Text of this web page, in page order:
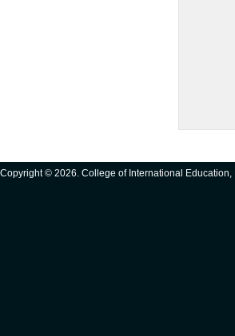
Copyright © 2026. College of International